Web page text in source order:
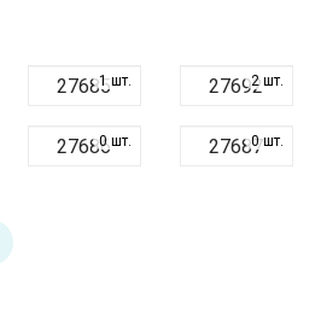
1 шт.
27685 2 шт.
27692
0 шт.
27686 0 шт.
27687